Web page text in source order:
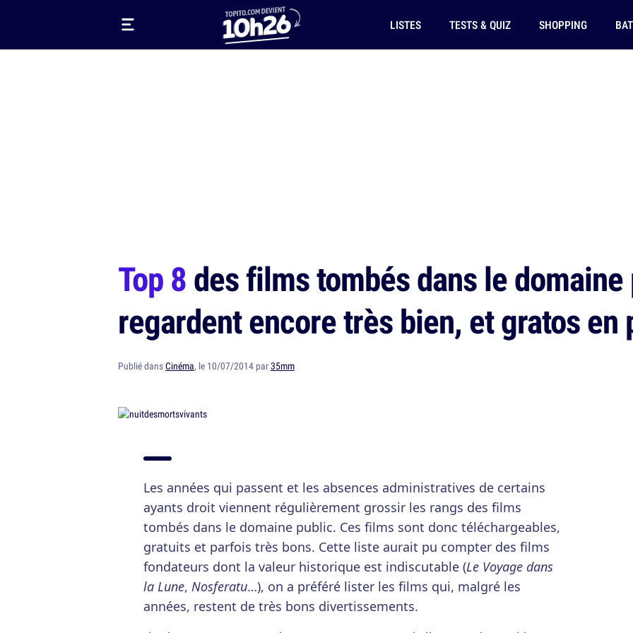
LISTES TESTS & QUIZ SHOPPING
Top 8des films tombés dans le
regardent encore très bien, et gratos en
Publié dansCinéma, le 10/07/2014 par35mm
Les années qui passent et les absences administratives de certains
ayants droit viennent régulièrement grossir les rangs des films
tombés dans le domaine public. Ces films sont donc téléchargeables,
gratuits et parfois très bons. Cette liste aurait pu compter des films
fondateurs dont la valeur historique est indiscutable (Le Voyage dans
la Lune, Nosferatu…), on a préféré lister les films qui, malgré les
années, restent de très bons divertissements.